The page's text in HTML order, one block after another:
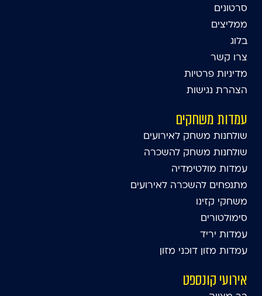
סרטונים
ממליצים
בלוג
צרו קשר
מדיניות פרטיות
הצהרת נגישות
עמדות משחקים
שולחנות משחק לאירועים
שולחנות משחק להשכרה
עמדות מולטימדיה
מתנפחים להשכרה לאירועים
משחקי קזינו
סימולטורים
עמדות יריד
עמדות מזון דוכני מזון
אירועי קונספט